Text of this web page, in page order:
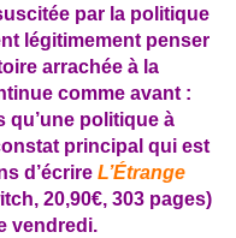
par la politique
légitimement penser
arrachée à la
comme avant :
qu’une politique à
principal qui est
d’écrire L’Étrange
20,90€, 303 pages)
vendredi.